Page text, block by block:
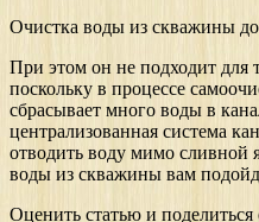
Очистка воды из скважины
При этом он не подходит для
поскольку в процессе
сбрасывает много воды в
централизованная система
отводить воду мимо сливной
воды из скважины вам
Оценить статью и поделиться